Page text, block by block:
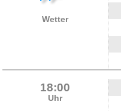
Wetter
18:00
Uhr